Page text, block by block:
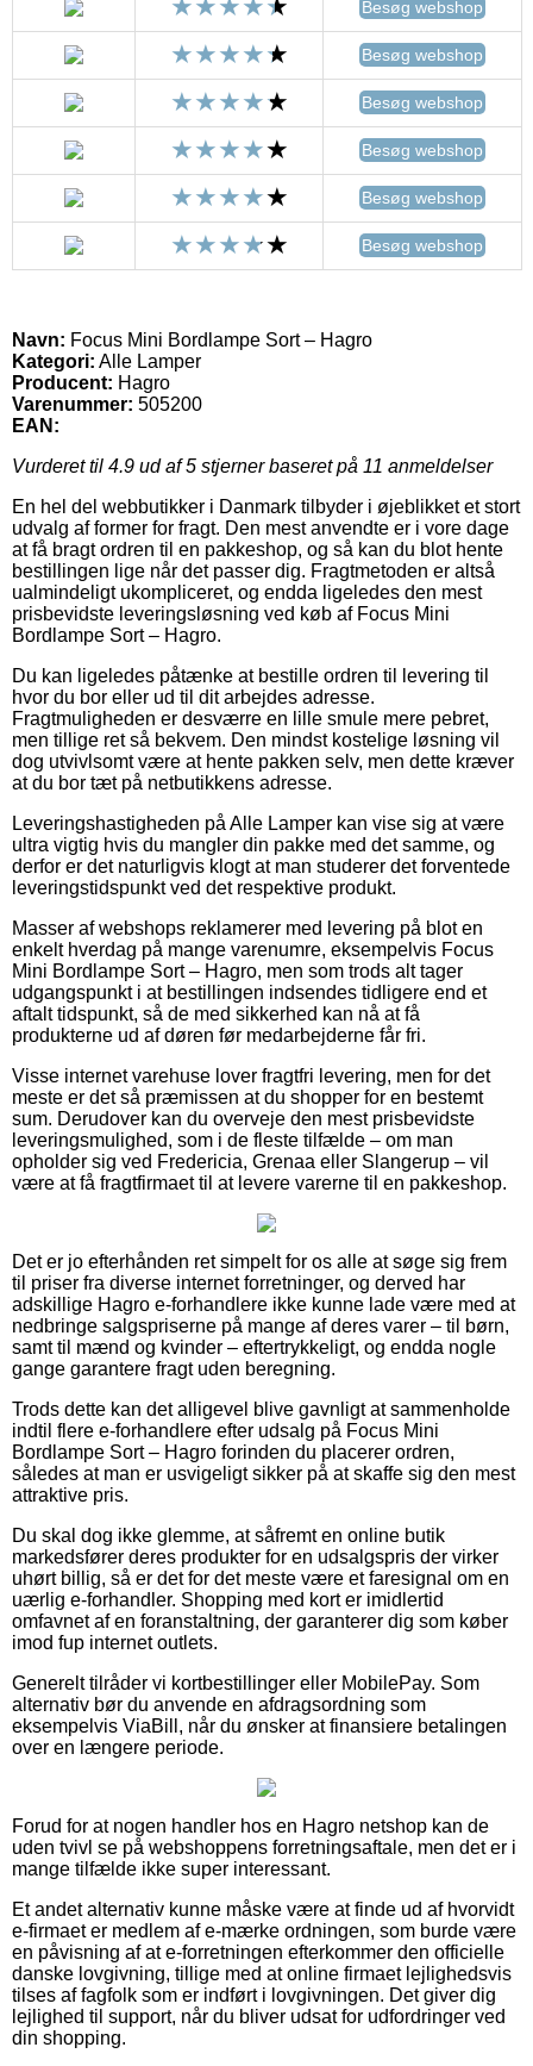
Besøg webshop
Besøg webshop
Besøg webshop
Besøg webshop
Besøg webshop
Besøg webshop
Navn: Focus Mini Bordlampe Sort – Hagro
Kategori: Alle Lamper
Producent: Hagro
Varenummer: 505200
EAN:
Vurderet til 4.9 ud af 5 stjerner baseret på 11 anmeldelser
En hel del webbutikker i Danmark tilbyder i øjeblikket et stort
udvalg af former for fragt. Den mest anvendte er i vore dage
at få bragt ordren til en pakkeshop, og så kan du blot hente
bestillingen lige når det passer dig. Fragtmetoden er altså
ualmindeligt ukompliceret, og endda ligeledes den mest
prisbevidste leveringsløsning ved køb af Focus Mini
Bordlampe Sort – Hagro.
Du kan ligeledes påtænke at bestille ordren til levering til
hvor du bor eller ud til dit arbejdes adresse.
Fragtmuligheden er desværre en lille smule mere pebret,
men tillige ret så bekvem. Den mindst kostelige løsning vil
dog utvivlsomt være at hente pakken selv, men dette kræver
at du bor tæt på netbutikkens adresse.
Leveringshastigheden på Alle Lamper kan vise sig at være
ultra vigtig hvis du mangler din pakke med det samme, og
derfor er det naturligvis klogt at man studerer det forventede
leveringstidspunkt ved det respektive produkt.
Masser af webshops reklamerer med levering på blot en
enkelt hverdag på mange varenumre, eksempelvis Focus
Mini Bordlampe Sort – Hagro, men som trods alt tager
udgangspunkt i at bestillingen indsendes tidligere end et
aftalt tidspunkt, så de med sikkerhed kan nå at få
produkterne ud af døren før medarbejderne får fri.
Visse internet varehuse lover fragtfri levering, men for det
meste er det så præmissen at du shopper for en bestemt
sum. Derudover kan du overveje den mest prisbevidste
leveringsmulighed, som i de fleste tilfælde – om man
opholder sig ved Fredericia, Grenaa eller Slangerup – vil
være at få fragtfirmaet til at levere varerne til en pakkeshop.
Det er jo efterhånden ret simpelt for os alle at søge sig frem
til priser fra diverse internet forretninger, og derved har
adskillige Hagro e-forhandlere ikke kunne lade være med at
nedbringe salgspriserne på mange af deres varer – til børn,
samt til mænd og kvinder – eftertrykkeligt, og endda nogle
gange garantere fragt uden beregning.
Trods dette kan det alligevel blive gavnligt at sammenholde
indtil flere e-forhandlere efter udsalg på Focus Mini
Bordlampe Sort – Hagro forinden du placerer ordren,
således at man er usvigeligt sikker på at skaffe sig den mest
attraktive pris.
Du skal dog ikke glemme, at såfremt en online butik
markedsfører deres produkter for en udsalgspris der virker
uhørt billig, så er det for det meste være et faresignal om en
uærlig e-forhandler. Shopping med kort er imidlertid
omfavnet af en foranstaltning, der garanterer dig som køber
imod fup internet outlets.
Generelt tilråder vi kortbestillinger eller MobilePay. Som
alternativ bør du anvende en afdragsordning som
eksempelvis ViaBill, når du ønsker at finansiere betalingen
over en længere periode.
Forud for at nogen handler hos en Hagro netshop kan de
uden tvivl se på webshoppens forretningsaftale, men det er i
mange tilfælde ikke super interessant.
Et andet alternativ kunne måske være at finde ud af hvorvidt
e-firmaet er medlem af e-mærke ordningen, som burde være
en påvisning af at e-forretningen efterkommer den officielle
danske lovgivning, tillige med at online firmaet lejlighedsvis
tilses af fagfolk som er indført i lovgivningen. Det giver dig
lejlighed til support, når du bliver udsat for udfordringer ved
din shopping.